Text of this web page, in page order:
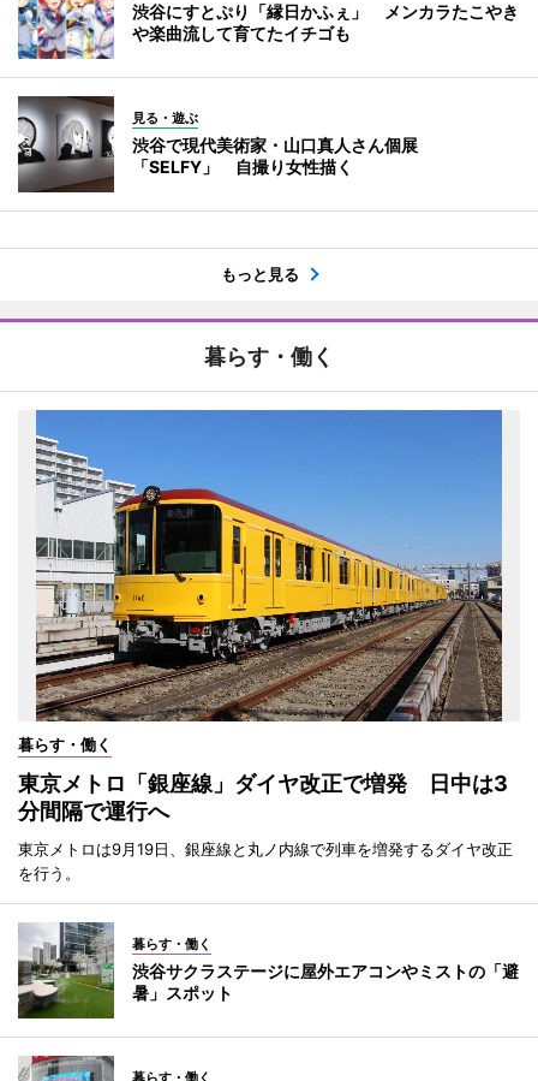
渋谷にすとぷり「縁日かふぇ」 メンカラたこやき
や楽曲流して育てたイチゴも
見る・遊ぶ
渋谷で現代美術家・山口真人さん個展
「SELFY」 自撮り女性描く
もっと見る
暮らす・働く
暮らす・働く
東京メトロ「銀座線」ダイヤ改正で増発 日中は3
分間隔で運行へ
東京メトロは9月19日、銀座線と丸ノ内線で列車を増発するダイヤ改正
を行う。
暮らす・働く
渋谷サクラステージに屋外エアコンやミストの「避
暑」スポット
暮らす・働く